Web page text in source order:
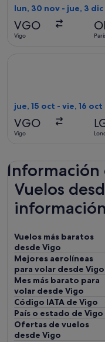
lun, 30 nov - jue, 3 dic
VGO
Vigo
jue, 15 oct - vie, 16 oct
VGO
Vigo
Información
Vuelos
Vuelos más baratos
desde Vigo
Mejores aerolíneas
para volar desde Vigo
Mes más barato para
volar desde Vigo
Código IATA de Vigo
País o estado de Vigo
Ofertas de vuelos
desde Vigo